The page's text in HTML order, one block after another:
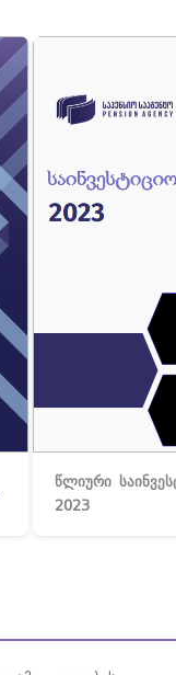
წლიური
2023